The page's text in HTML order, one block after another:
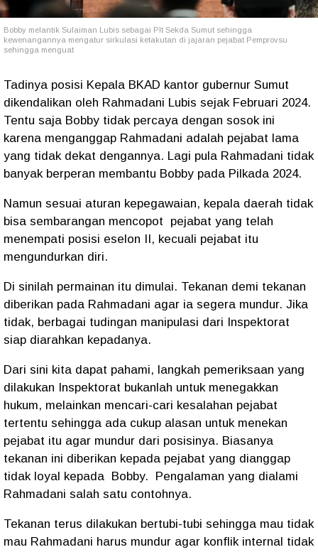
Bobby melantik Sulaiman Lubis sebagai Plt Sekda Sumut sehingga
kewenangannya mengatur sirkulasi ketakutan di jajaran pejabat Pemprovsu
sehingga menguat
Tadinya posisi Kepala BKAD kantor gubernur Sumut
dikendalikan oleh Rahmadani Lubis sejak Februari 2024.
Tentu saja Bobby tidak percaya dengan sosok ini
karena menganggap Rahmadani adalah pejabat lama
yang tidak dekat dengannya. Lagi pula Rahmadani tidak
banyak berperan membantu Bobby pada Pilkada 2024.
Namun sesuai aturan kepegawaian, kepala daerah tidak
bisa sembarangan mencopot pejabat yang telah
menempati posisi eselon II, kecuali pejabat itu
mengundurkan diri.
Di sinilah permainan itu dimulai. Tekanan demi tekanan
diberikan pada Rahmadani agar ia segera mundur. Jika
tidak, berbagai tudingan manipulasi dari Inspektorat
siap diarahkan kepadanya.
Dari sini kita dapat pahami, langkah pemeriksaan yang
dilakukan Inspektorat bukanlah untuk menegakkan
hukum, melainkan mencari-cari kesalahan pejabat
tertentu sehingga ada cukup alasan untuk menekan
pejabat itu agar mundur dari posisinya. Biasanya
tekanan ini diberikan kepada pejabat yang dianggap
tidak loyal kepada Bobby. Pengalaman yang dialami
Rahmadani salah satu contohnya.
Tekanan terus dilakukan bertubi-tubi sehingga mau tidak
mau Rahmadani harus mundur agar konflik internal tidak